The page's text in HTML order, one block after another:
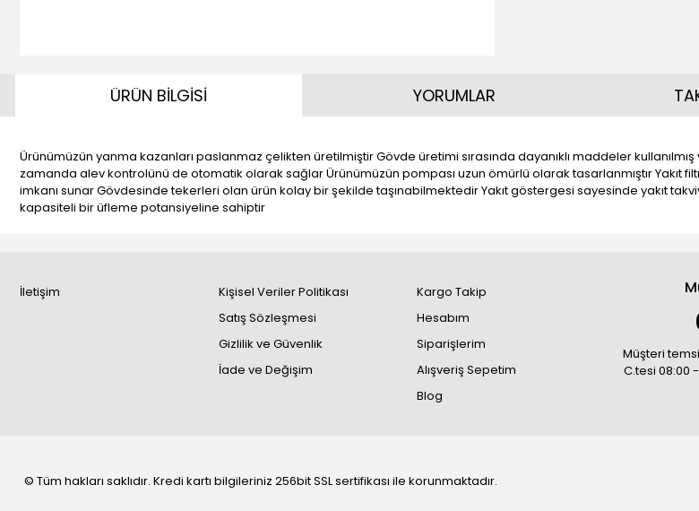
ÜRÜN BİLGİSİ
Ürünümüzün yanma kazanları paslanmaz çelikten üretilmiştir Gövde üretimi sırasında dayanıklı maddeler
zamanda alev kontrolünü de otomatik olarak sağlar Ürünümüzün pompası uzun ömürlü olarak tasarlanmıştır Yakıt
imkanı sunar Gövdesinde tekerleri olan ürün kolay bir şekilde taşınabilmektedir Yakıt göstergesi sayesinde yakıt
kapasiteli bir üfleme potansiyeline sahiptir
YORUMLAR
İletişim
Kişisel Veriler Politikası
Satış Sözleşmesi
Gizlilik ve Güvenlik
İade ve Değişim
Kargo Takip
Hesabım
Siparişlerim
Alışveriş Sepetim
Blog
Müşteri
C.tesi 08:00
© Tüm hakları saklıdır. Kredi kartı bilgileriniz 256bit SSL sertifikası ile korunmaktadır.